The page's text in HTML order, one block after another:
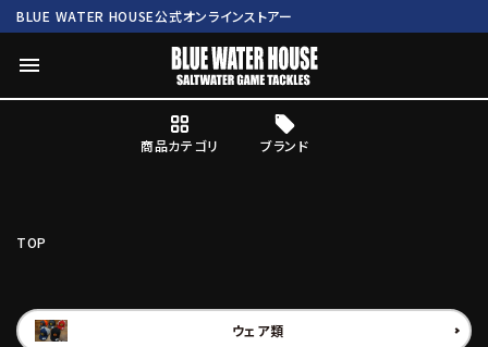
BLUE WATER HOUSE公式オンラインストアー
menu
商品カテゴリ ブランド
Mc works BWH ORIGINAL ITEM ROD
TOP
ウェア類